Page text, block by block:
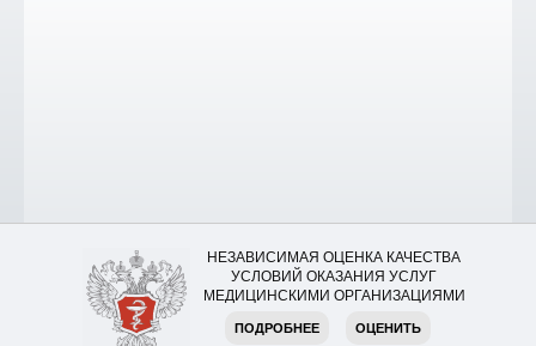
НЕЗАВИСИМАЯ ОЦЕНКА КАЧЕСТВА
УСЛОВИЙ ОКАЗАНИЯ УСЛУГ
МЕДИЦИНСКИМИ ОРГАНИЗАЦИЯМИ
ПОДРОБНЕЕ ОЦЕНИТЬ